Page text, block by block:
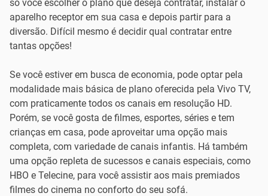
só você escolher o plano que deseja contratar, instalar o
aparelho receptor em sua casa e depois partir para a
diversão. Difícil mesmo é decidir qual contratar entre
tantas opções!
Se você estiver em busca de economia, pode optar pela
modalidade mais básica de plano oferecida pela Vivo TV,
com praticamente todos os canais em resolução HD.
Porém, se você gosta de filmes, esportes, séries e tem
crianças em casa, pode aproveitar uma opção mais
completa, com variedade de canais infantis. Há também
uma opção repleta de sucessos e canais especiais, como
HBO e Telecine, para você assistir aos mais premiados
filmes do cinema no conforto do seu sofá.